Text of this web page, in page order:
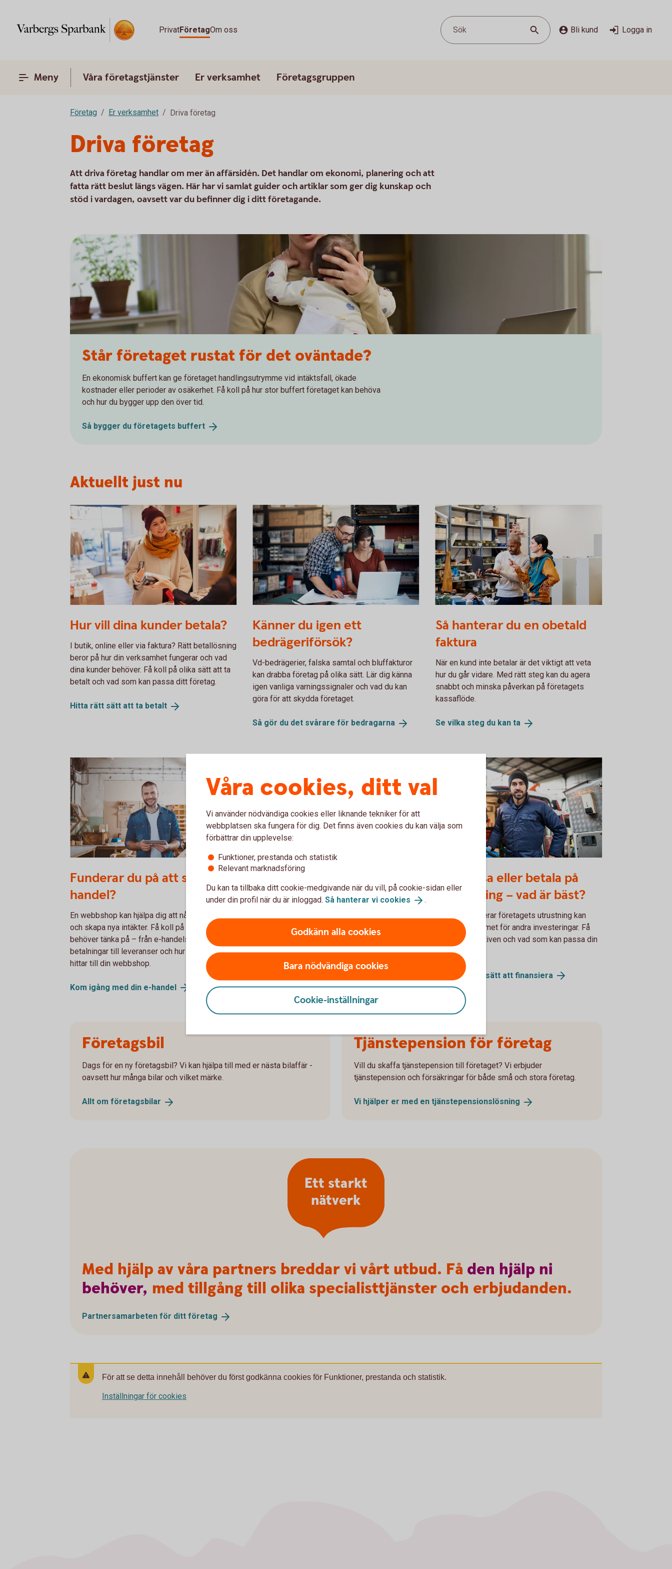
PrivatFöretagOm oss Sök Bli kund Logga in
Meny Våra företagstjänster Er verksamhet Företagsgruppen
Företag Er verksamhet Driva företag
Driva företag
Att driva företag handlar om mer än affärsidén. Det handlar om ekonomi, planering och att
fatta rätt beslut längs vägen. Här har vi samlat guider och artiklar som ger dig kunskap och
stöd i vardagen, oavsett var du befinner dig i ditt företagande.
Står företaget rustat för det oväntade?
En ekonomisk buffert kan ge företaget handlingsutrymme vid intäktsfall, ökade
kostnader eller perioder av osäkerhet. Få koll på hur stor buffert företaget kan behöva
och hur du bygger upp den över tid.
Så bygger du företagets buffert
Aktuellt just nu
Hur vill dina kunder betala?
I butik, online eller via faktura? Rätt betallösning
beror på hur din verksamhet fungerar och vad
dina kunder behöver. Få koll på olika sätt att ta
betalt och vad som kan passa ditt företag.
Hitta rätt sätt att ta betalt
Känner du igen ett
bedrägeriförsök?
Vd-bedrägerier, falska samtal och bluffakturor
kan drabba företag på olika sätt. Lär dig känna
igen vanliga varningssignaler och vad du kan
göra för att skydda företaget.
Så gör du det svårare för bedragarna
holding a computer
Så hanterar du en obetald
faktura
När en kund inte betalar är det viktigt att veta
hur du går vidare. Med rätt steg kan du agera
snabbt och minska påverkan på företagets
kassaflöde.
Se vilka steg du kan ta
Funderar du på att starta e-
handel?
En webbshop kan hjälpa dig att nå fler kunder
och skapa nya intäkter. Få koll på vad du
behöver tänka på – från e-handelsplattform och
betalningar till leveranser och hur kunderna
hittar till din webbshop.
Kom igång med din e-handel
Two colleagues discusses.
Har du rätt skydd som
företagare?
har rätt trygghet för pension, sjukdom och
skapa ett skydd som passar dig, din familj och
ditt företag.
Få koll på dittförsäkringsskydd
Äga, leasa eller betala på
avbetalning – vad är bäst?
Hur du finansierar företagets utrustning kan
påverka utrymmet för andra investeringar. Få
koll på alternativen och vad som kan passa din
verksamhet.
Jämför olika sätt att finansiera
Företagsbil
Dags för en ny företagsbil? Vi kan hjälpa till med er nästa bilaffär -
oavsett hur många bilar och vilket märke.
Allt om företagsbilar
Tjänstepension för företag
Vill du skaffa tjänstepension till företaget? Vi erbjuder
tjänstepension och försäkringar för både små och stora företag.
Vi hjälper er med en tjänstepensionslösning
Ett starkt
nätverk
Med hjälp av våra partners breddar vi vårt utbud. Få den hjälp ni
behöver, med tillgång till olika specialisttjänster och erbjudanden.
Partnersamarbeten för ditt företag
För att se detta innehåll behöver du först godkänna cookies för Funktioner, prestanda och statistik.
Inställningar för cookies
Våra cookies, ditt val
Vi använder nödvändiga cookies eller liknande tekniker för att
webbplatsen ska fungera för dig. Det finns även cookies du kan välja som
förbättrar din upplevelse:
Funktioner, prestanda och statistik
Relevant marknadsföring
Du kan ta tillbaka ditt cookie-medgivande när du vill, på cookie-sidan eller
under din profil när du är inloggad. Så hanterar vi cookies .
Godkänn alla cookies
Bara nödvändiga cookies
Cookie-inställningar